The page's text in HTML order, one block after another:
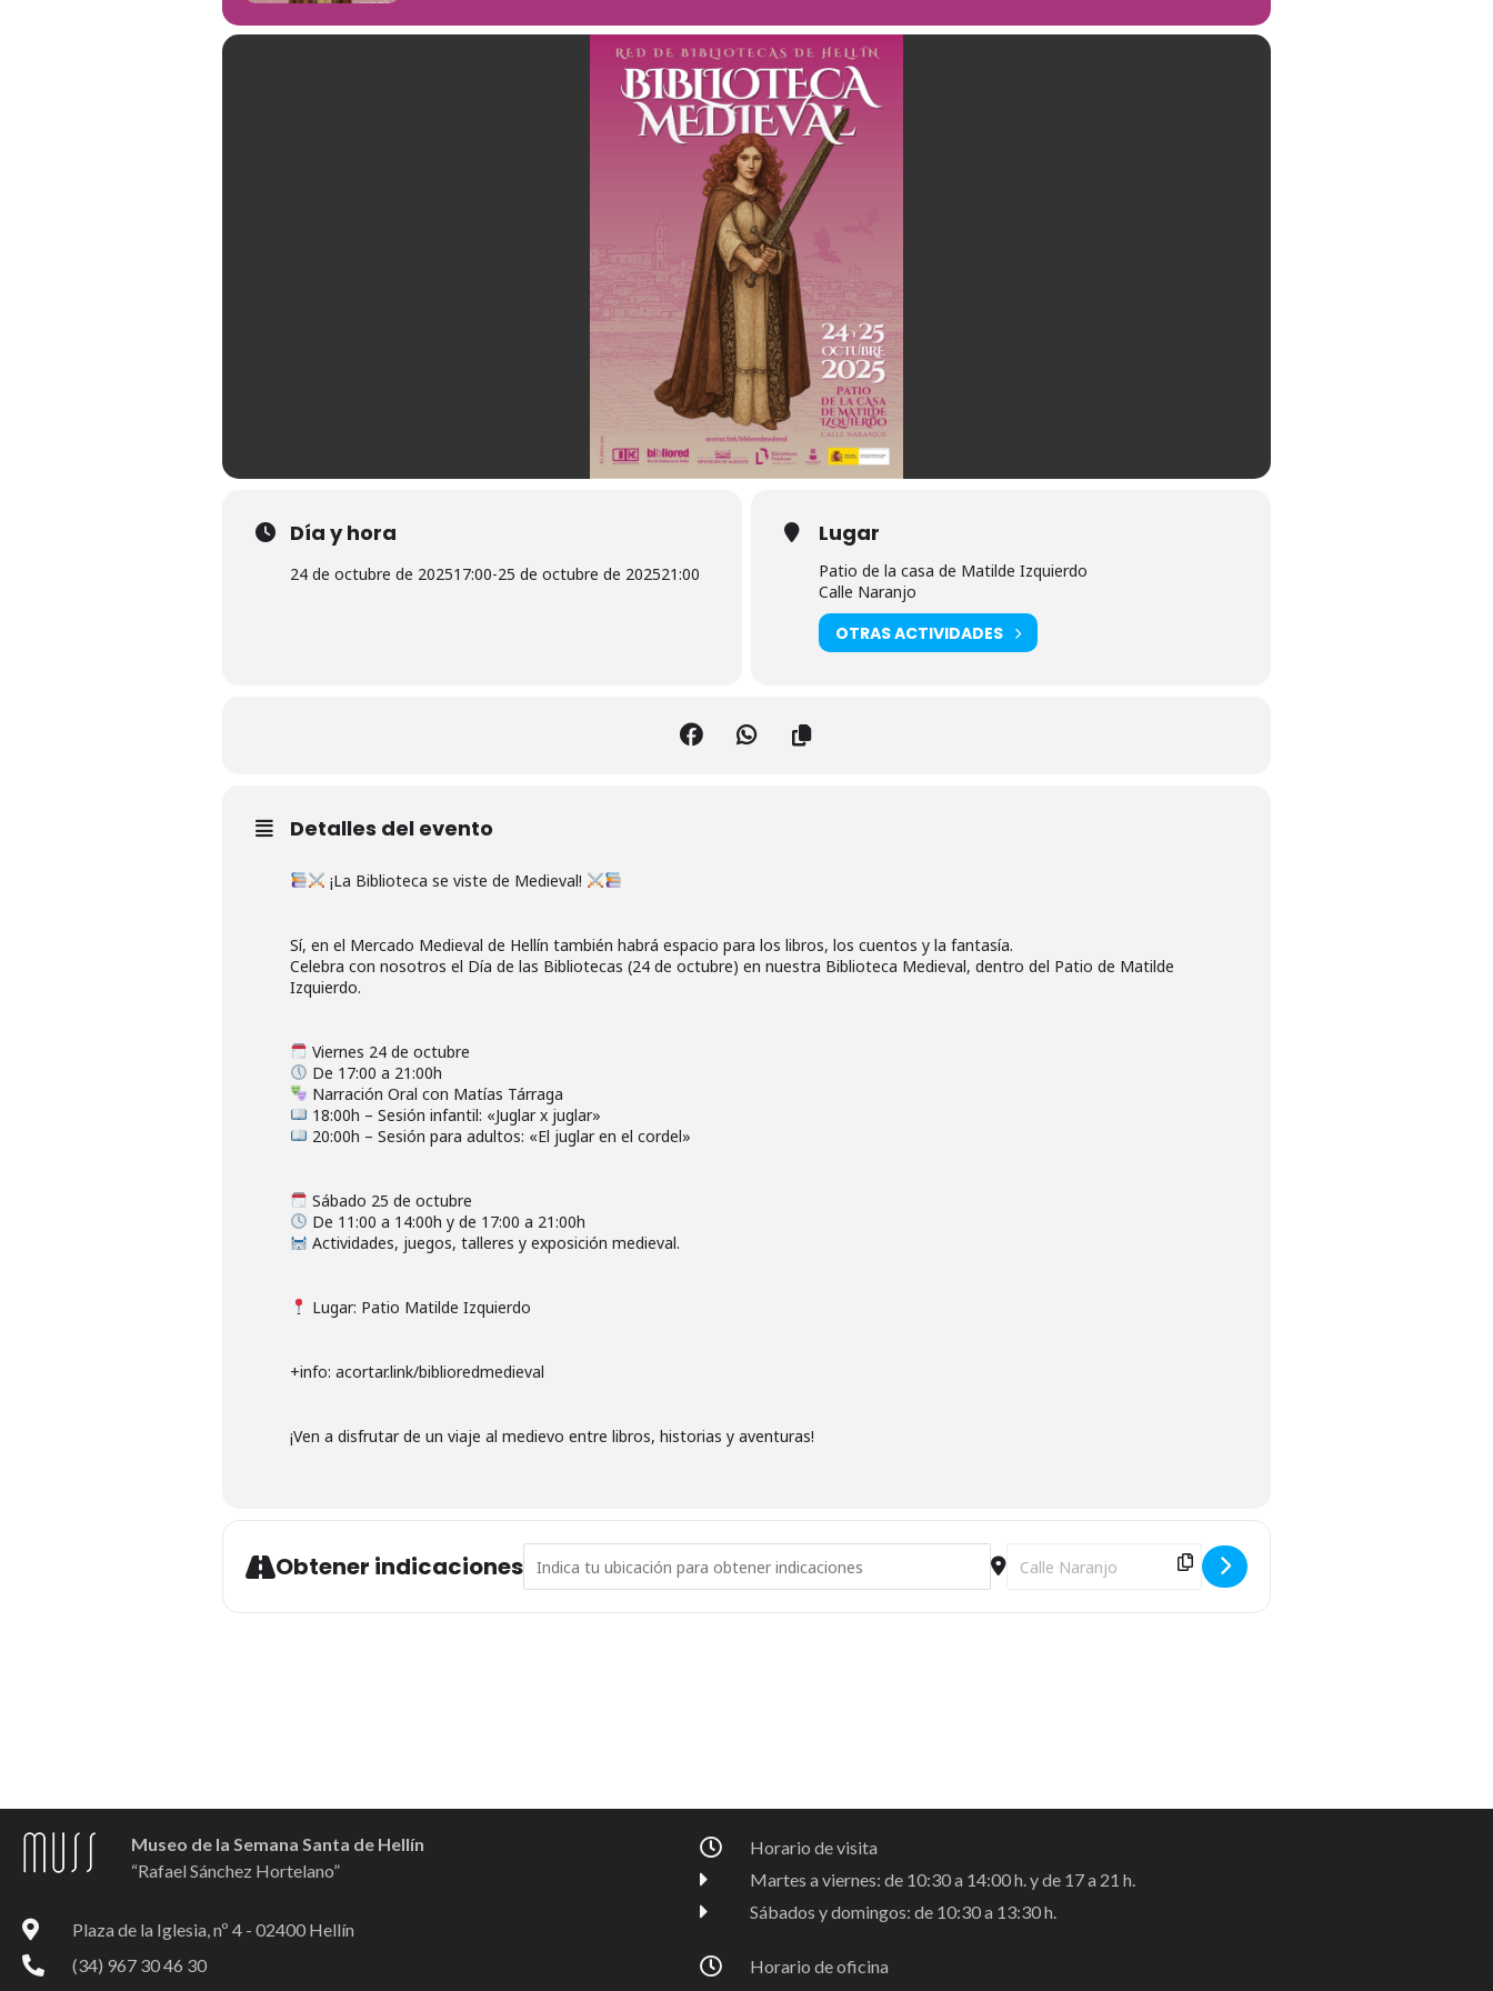
Día y hora
24 de octubre de 202517:00-25 de octubre de 202521:00
Lugar
Patio de la casa de Matilde Izquierdo
Calle Naranjo
OTRAS ACTIVIDADES
Detalles del evento
¡La Biblioteca se viste de Medieval!
Sí, en el Mercado Medieval de Hellín también habrá espacio para los libros, los cuentos y la fantasía.
Celebra con nosotros el Día de las Bibliotecas (24 de octubre) en nuestra Biblioteca Medieval, dentro del Patio de Matilde
Izquierdo.
Viernes 24 de octubre
De 17:00 a 21:00h
Narración Oral con Matías Tárraga
18:00h – Sesión infantil: «Juglar x juglar»
20:00h – Sesión para adultos: «El juglar en el cordel»
Sábado 25 de octubre
De 11:00 a 14:00h y de 17:00 a 21:00h
Actividades, juegos, talleres y exposición medieval.
Lugar: Patio Matilde Izquierdo
+info: acortar.link/biblioredmedieval
¡Ven a disfrutar de un viaje al medievo entre libros, historias y aventuras!
Obtener indicaciones Address - Biblioteca Medieval 24 _25 octubre 2025 [g7gqfTATV] Destination Address - Biblioteca Medieval 24 _25 octubre 2025
Museo de la Semana Santa de Hellín
“Rafael Sánchez Hortelano”
Plaza de la Iglesia, nº 4 - 02400 Hellín
(34) 967 30 46 30
Horario de visita
Martes a viernes: de 10:30 a 14:00 h. y de 17 a 21 h.
Sábados y domingos: de 10:30 a 13:30 h.
Horario de oficina